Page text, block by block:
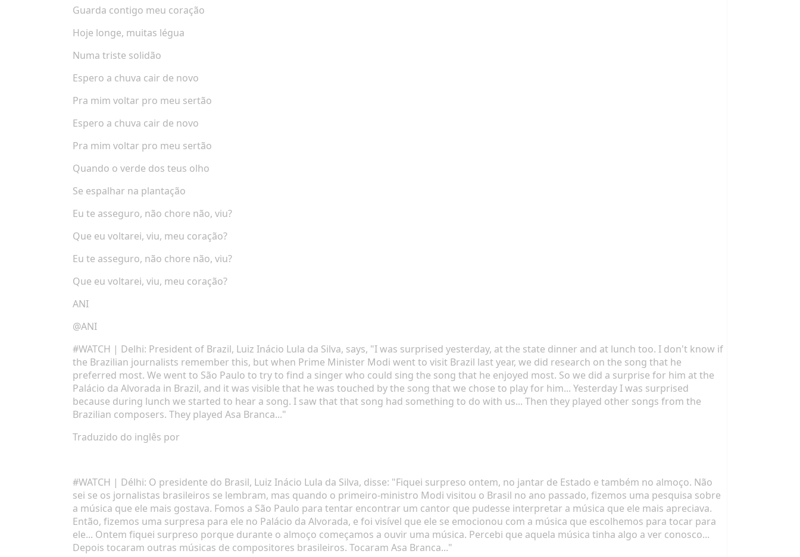
Guarda contigo meu coração
Hoje longe, muitas légua
Numa triste solidão
Espero a chuva cair de novo
Pra mim voltar pro meu sertão
Espero a chuva cair de novo
Pra mim voltar pro meu sertão
Quando o verde dos teus olho
Se espalhar na plantação
Eu te asseguro, não chore não, viu?
Que eu voltarei, viu, meu coração?
Eu te asseguro, não chore não, viu?
Que eu voltarei, viu, meu coração?
ANI
@ANI
#WATCH | Delhi: President of Brazil, Luiz Inácio Lula da Silva, says, "I was surprised yesterday, at the state dinner and at lunch too. I don't know if
the Brazilian journalists remember this, but when Prime Minister Modi went to visit Brazil last year, we did research on the song that he
preferred most. We went to São Paulo to try to find a singer who could sing the song that he enjoyed most. So we did a surprise for him at the
Palácio da Alvorada in Brazil, and it was visible that he was touched by the song that we chose to play for him... Yesterday I was surprised
because during lunch we started to hear a song. I saw that that song had something to do with us... Then they played other songs from the
Brazilian composers. They played Asa Branca..."
Traduzido do inglês por
#WATCH | Délhi: O presidente do Brasil, Luiz Inácio Lula da Silva, disse: "Fiquei surpreso ontem, no jantar de Estado e também no almoço. Não
sei se os jornalistas brasileiros se lembram, mas quando o primeiro-ministro Modi visitou o Brasil no ano passado, fizemos uma pesquisa sobre
a música que ele mais gostava. Fomos a São Paulo para tentar encontrar um cantor que pudesse interpretar a música que ele mais apreciava.
Então, fizemos uma surpresa para ele no Palácio da Alvorada, e foi visível que ele se emocionou com a música que escolhemos para tocar para
ele... Ontem fiquei surpreso porque durante o almoço começamos a ouvir uma música. Percebi que aquela música tinha algo a ver conosco...
Depois tocaram outras músicas de compositores brasileiros. Tocaram Asa Branca..."